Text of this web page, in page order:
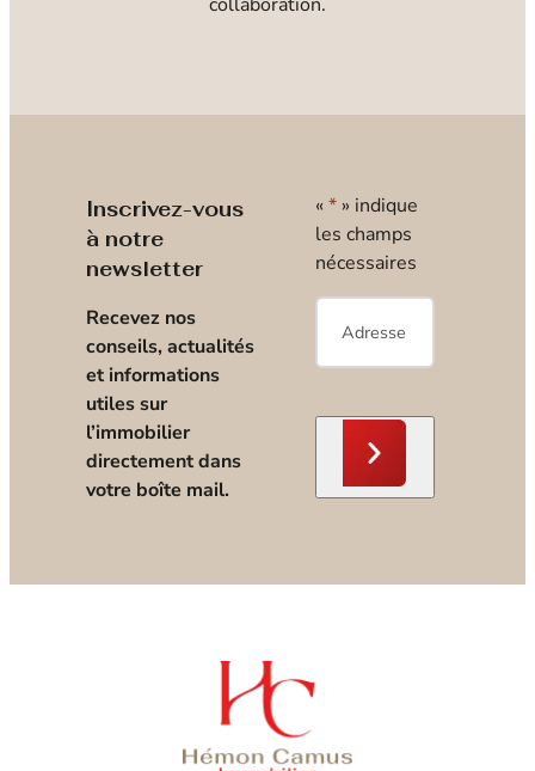
Inscrivez-vous
à notre
newsletter
Recevez nos
conseils, actualités
et informations
utiles sur
l’immobilier
directement dans
votre boîte mail.
« * » indique
les champs
nécessaires
E-
mail*